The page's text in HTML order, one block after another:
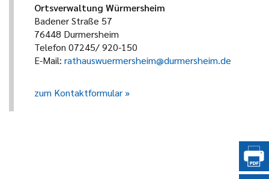
Ortsverwaltung Würmersheim
Badener Straße 57
76448 Durmersheim
Telefon 07245/ 920-150
E-Mail: rathauswuermersheim@durmersheim.de
zum Kontaktformular